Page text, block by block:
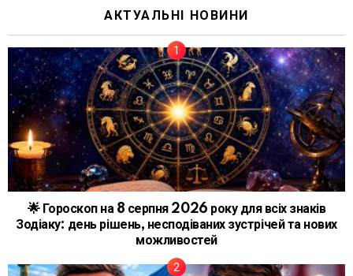
АКТУАЛЬНІ НОВИНИ
🌟 Гороскоп на 8 серпня 2026 року для всіх знаків
Зодіаку: день рішень, несподіваних зустрічей та нових
можливостей